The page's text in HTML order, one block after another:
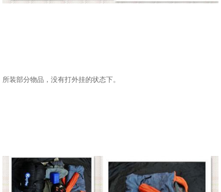
所装部分物品，没有打外挂的状态下。